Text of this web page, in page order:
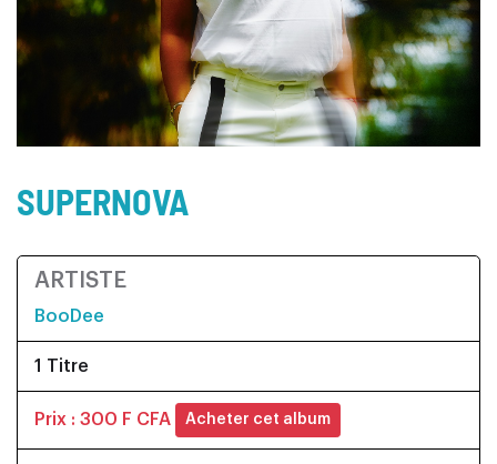
SUPERNOVA
ARTISTE
BooDee
1 Titre
Prix : 300 F CFA Acheter cet album